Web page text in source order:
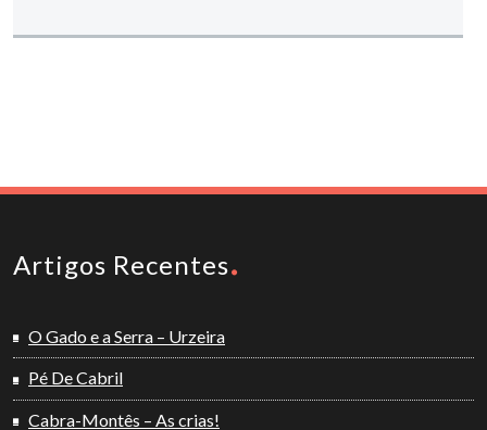
Artigos Recentes
O Gado e a Serra – Urzeira
Pé De Cabril
Cabra-Montês – As crias!